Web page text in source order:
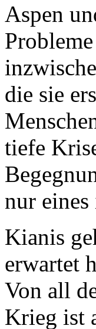
Aspen
die sie
tiefe
nur
Kianis
erwartet
Von all
Krieg ist